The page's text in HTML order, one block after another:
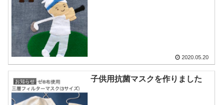
2020.05.20
お知らせ 子供用抗菌マスクを作りました